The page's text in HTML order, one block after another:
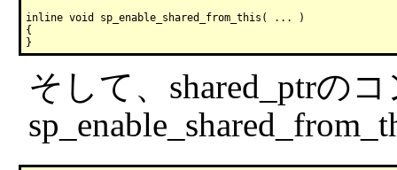
inline void sp_enable_shared_from_this( ... )
{
そして、shared_ptrの